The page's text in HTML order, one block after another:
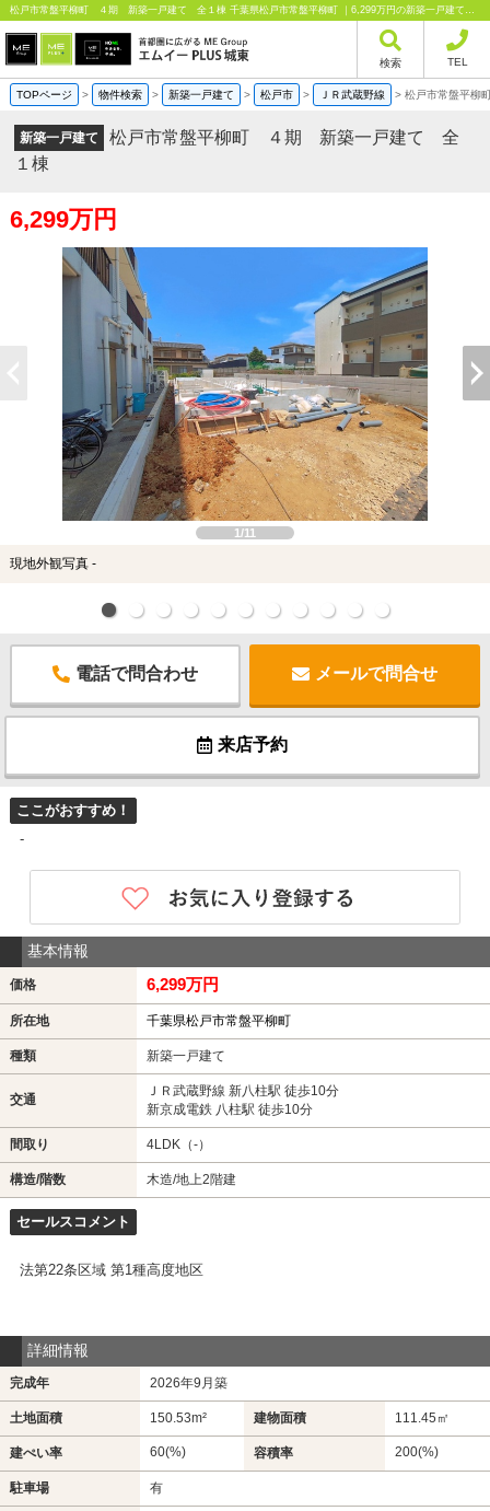
松戸市常盤平柳町 ４期 新築一戸建て 全１棟 千葉県松戸市常盤平柳町 ｜6,299万円の新築一戸建て｜分譲住宅や新築物件｜エムイーPLUS城東株式会社
検索 TEL
TOPページ > 物件検索 > 新築一戸建て > 松戸市 > ＪＲ武蔵野線 > 松戸市常盤平
新築一戸建て
松戸市常盤平柳町 ４期 新築一戸建て 全
１棟
6,299万円
1/11
現地外観写真 -
電話で問合わせ メールで問合せ
来店予約
ここがおすすめ！
-
基本情報
価格 6,299万円
所在地 千葉県松戸市常盤平柳町
種類 新築一戸建て
交通
ＪＲ武蔵野線 新八柱駅 徒歩10分
新京成電鉄 八柱駅 徒歩10分
間取り 4LDK（-）
構造/階数 木造/地上2階建
セールスコメント
法第22条区域 第1種高度地区
詳細情報
完成年 2026年9月築
土地面積 150.53m² 建物面積 111.45㎡
建ぺい率 60(%) 容積率 200(%)
駐車場 有